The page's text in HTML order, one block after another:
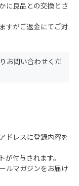
に良品との交換とさ
すがご返金にてご対
お問い合わせくだ
ドレスに登録内容を
付与されます。
ルマガジンをお届け